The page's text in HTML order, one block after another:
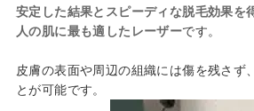
安定した結果とスピーディな脱毛効果を
人の肌に最も適したレーザーです。
皮膚の表面や周辺の組織には傷を残さず
とが可能です。